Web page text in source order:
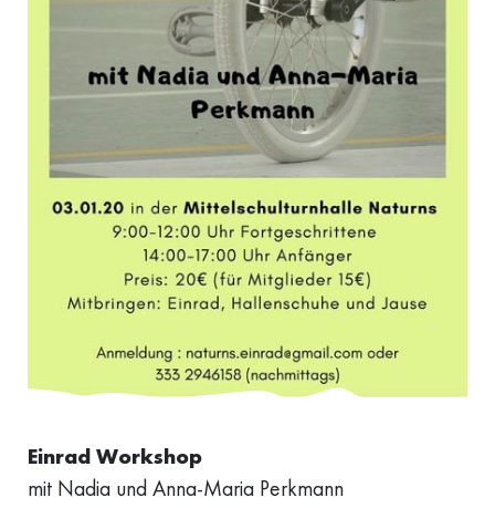
Einrad Workshop
mit Nadia und Anna-Maria Perkmann